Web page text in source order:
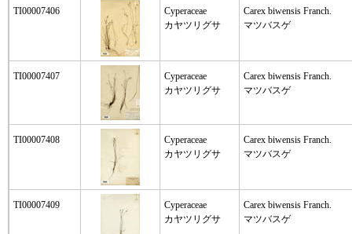
TI00007406
Cyperaceae
カヤツリグサ
Carex biwensis Franch.
マツバスゲ
TI00007407
Cyperaceae
カヤツリグサ
Carex biwensis Franch.
マツバスゲ
TI00007408
Cyperaceae
カヤツリグサ
Carex biwensis Franch.
マツバスゲ
TI00007409
Cyperaceae
カヤツリグサ
Carex biwensis Franch.
マツバスゲ